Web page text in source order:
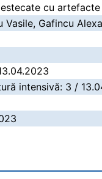
cu
Vasile, Gafincu
intensivă: 3 /